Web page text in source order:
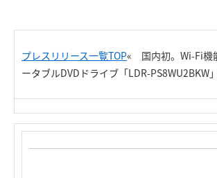
プレスリリース一覧TOP« 国内初。Wi-Fi機
ータブルDVDドライブ「LDR-PS8WU2BKW